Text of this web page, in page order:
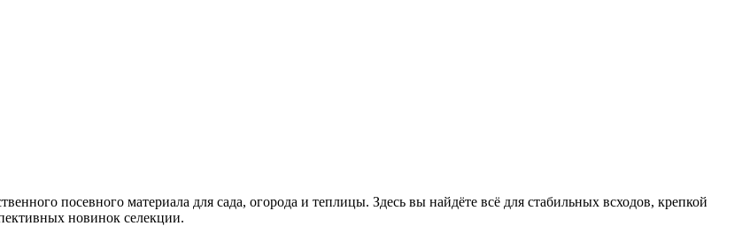
посевного материала для сада, огорода и теплицы. Здесь вы найдёте всё для стабильных всходов, крепкой
новинок селекции.